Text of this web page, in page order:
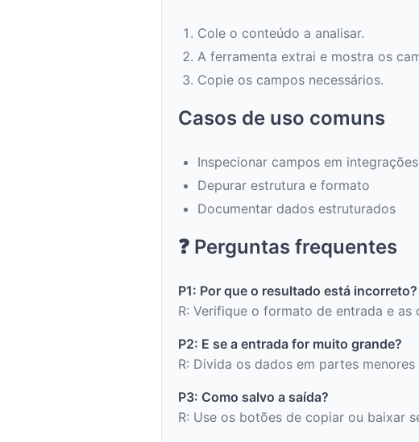
Cole o conteúdo a analisar.
A ferramenta extrai e mostra os
Copie os campos necessários.
Casos de uso comuns
Inspecionar campos em integrações
Depurar estrutura e formato
Documentar dados estruturados
❓ Perguntas frequentes
P1: Por que o resultado está incorreto?
R: Verifique o formato de entrada e
P2: E se a entrada for muito grande?
R: Divida os dados em partes
P3: Como salvo a saída?
R: Use os botões de copiar ou baixar